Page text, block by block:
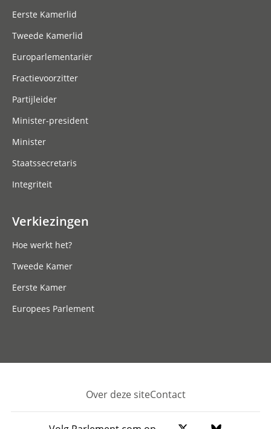
Eerste Kamerlid
Tweede Kamerlid
Europarlementariër
Fractievoorzitter
Partijleider
Minister-president
Minister
Staatssecretaris
Integriteit
Verkiezingen
Hoe werkt het?
Tweede Kamer
Eerste Kamer
Europees Parlement
Footer
Over deze siteContact